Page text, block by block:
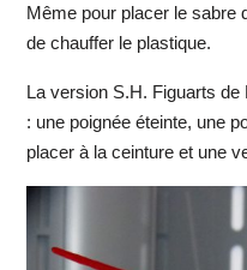
Même pour placer le sabre
de chauffer le plastique.
La version S.H. Figuarts
: une poignée éteinte, une
placer à la ceinture et une